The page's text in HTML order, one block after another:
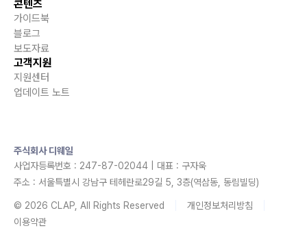
콘텐츠
가이드북
블로그
보도자료
고객지원
지원센터
업데이트 노트
주식회사 디웨일
사업자등록번호 : 247-87-02044 | 대표 : 구자욱
주소 : 서울특별시 강남구 테헤란로29길 5, 3층(역삼동, 동림빌딩)
© 2026 CLAP, All Rights Reserved
개인정보처리방침
이용약관